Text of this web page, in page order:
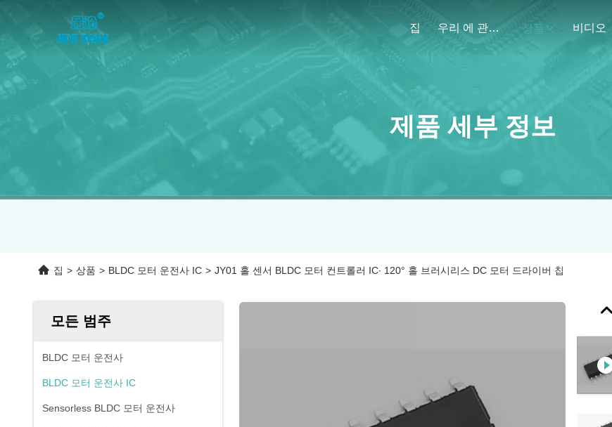
집 우리 에 관한 것 상품 비디오
제품 세부 정보
집 > 상품 > BLDC 모터 운전사 IC > JY01 홀 센서 BLDC 모터 컨트롤러 IC∙ 120° 홀 브러시리스 DC 모터 드라이버 칩
모든 범주
BLDC 모터 운전사
BLDC 모터 운전사 IC
Sensorless BLDC 모터 운전사